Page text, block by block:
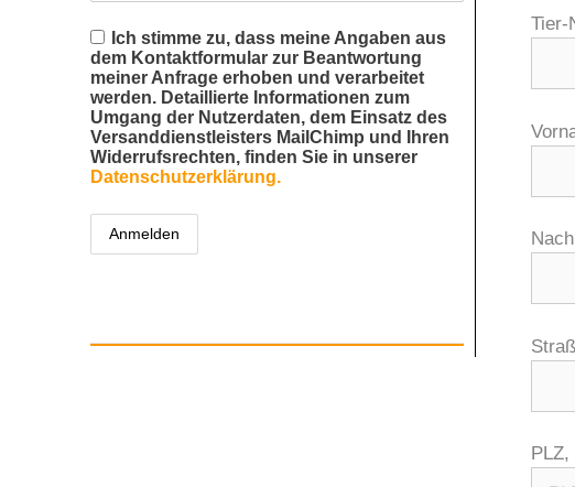
Tier-
PLZ,
Ich stimme zu, dass meine Angaben aus
dem Kontaktformular zur Beantwortung
meiner Anfrage erhoben und verarbeitet
werden. Detaillierte Informationen zum
Umgang der Nutzerdaten, dem Einsatz des
Versanddienstleisters MailChimp und Ihren
Widerrufsrechten, finden Sie in unserer
Datenschutzerklärung.